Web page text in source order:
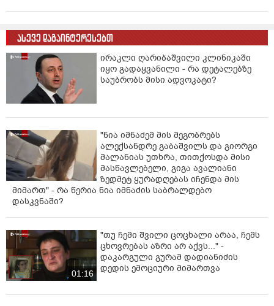
ასევე დაგაინტერესებთ
ირაკლი ღარიბაშვილი კლინიკაში
იყო გადაყვანილი - რა დეტალებზე
საუბრობს მისი ადვოკატი?
"ნია იმნაძემ მის მეგობრებს
ალექსანდრე გაბაშვილს და გიორგი
მალანიას უთხრა, თითქოსდა მისი
მასწავლებელი, გიგა ავალიანი
ზედმეტ ყურადღებას იჩენდა მის
მიმართ" - რა წერია ნია იმნაძის საბრალდებო
დასკვნაში?
01:16
"თუ ჩემი შვილი ცოცხალი არაა, ჩემს
ცხოვრებას აზრი არ აქვს..." -
დაკარგული გურამ დადიანიძის
დედის ემოციური მიმართვა